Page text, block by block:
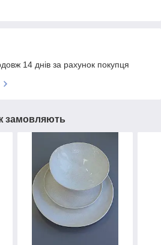
14 днів за рахунок покупця
замовляють